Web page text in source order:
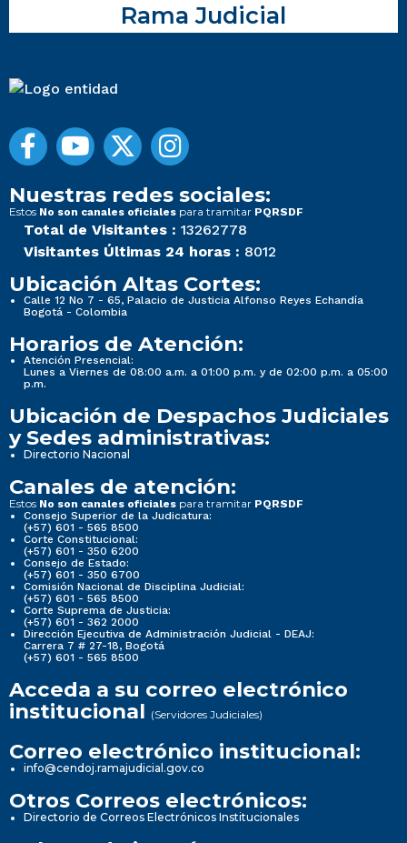
Rama Judicial
Nuestras redes sociales:
Estos No son canales oficiales para tramitar PQRSDF
Total de Visitantes : 13262778
Visitantes Últimas 24 horas : 8012
Ubicación Altas Cortes:
Calle 12 No 7 - 65, Palacio de Justicia Alfonso Reyes Echandía
Bogotá - Colombia
Horarios de Atención:
Atención Presencial:
Lunes a Viernes de 08:00 a.m. a 01:00 p.m. y de 02:00 p.m. a 05:00
p.m.
Ubicación de Despachos Judiciales
y Sedes administrativas:
Directorio Nacional
Canales de atención:
Estos No son canales oficiales para tramitar PQRSDF
Consejo Superior de la Judicatura:
(+57) 601 - 565 8500
Corte Constitucional:
(+57) 601 - 350 6200
Consejo de Estado:
(+57) 601 - 350 6700
Comisión Nacional de Disciplina Judicial:
(+57) 601 - 565 8500
Corte Suprema de Justicia:
(+57) 601 - 362 2000
Dirección Ejecutiva de Administración Judicial - DEAJ:
Carrera 7 # 27-18, Bogotá
(+57) 601 - 565 8500
Acceda a su correo electrónico
institucional (Servidores Judiciales)
Correo electrónico institucional:
info@cendoj.ramajudicial.gov.co
Otros Correos electrónicos:
Directorio de Correos Electrónicos Institucionales